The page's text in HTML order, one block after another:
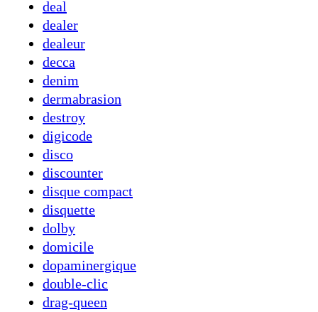
deal
dealer
dealeur
decca
denim
dermabrasion
destroy
digicode
disco
discounter
disque compact
disquette
dolby
domicile
dopaminergique
double-clic
drag-queen